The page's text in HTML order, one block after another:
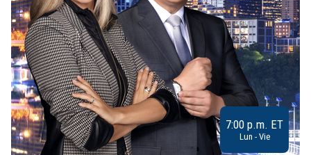
7:00 p.m. ET
Lun - Vie